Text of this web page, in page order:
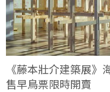
《藤本壯介建築展
售早鳥票限時開賣